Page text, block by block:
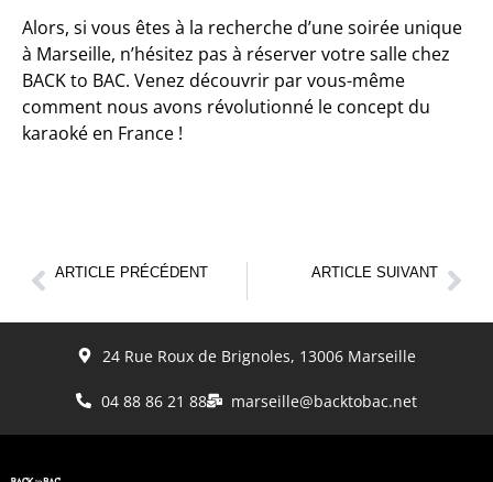
Alors, si vous êtes à la recherche d’une soirée unique
à Marseille, n’hésitez pas à réserver votre salle chez
BACK to BAC. Venez découvrir par vous-même
comment nous avons révolutionné le concept du
karaoké en France !
ARTICLE PRÉCÉDENT ARTICLE SUIVANT
24 Rue Roux de Brignoles, 13006 Marseille
04 88 86 21 88 marseille@backtobac.net